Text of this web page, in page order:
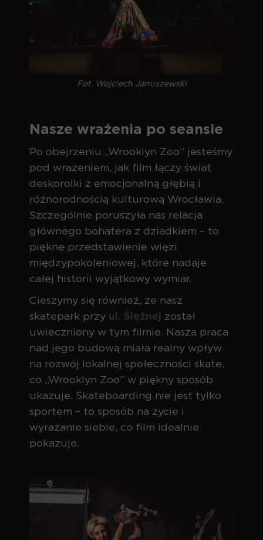
Fot. Wojciech Januszewski
Nasze wrażenia po seansie
Po obejrzeniu „Wrooklyn Zoo” jesteśmy
pod wrażeniem, jak film łączy świat
deskorolki z emocjonalną głębią i
różnorodnością kulturową Wrocławia.
Szczególnie poruszyła nas relacja
głównego bohatera z dziadkiem – to
piękne przedstawienie więzi
międzypokoleniowej, które nadaje
całej historii wyjątkowy wymiar.
Cieszymy się również, że nasz
skatepark przy ul. Ślężnej został
uwieczniony w tym filmie. Nasza praca
nad jego budową miała realny wpływ
na rozwój lokalnej społeczności skate,
co „Wrooklyn Zoo” w piękny sposób
ukazuje. Skateboarding nie jest tylko
sportem – to sposób na życie i
wyrażanie siebie, co film idealnie
pokazuje.